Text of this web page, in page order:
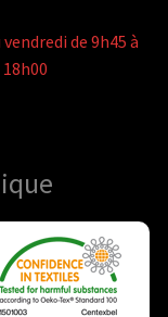
de 9h45 à